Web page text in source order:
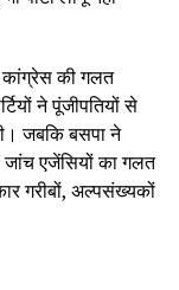
कांग्रेस की गलत
ने पूंजीपतियों से
जबकि बसपा ने
जांच एजेंसियों का गलत
गरीबों, अल्पसंख्यकों